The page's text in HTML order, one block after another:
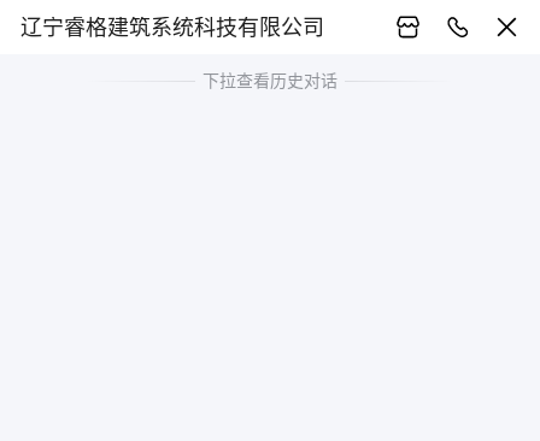
辽宁睿格建筑系统科技有限公司
下拉查看历史对话